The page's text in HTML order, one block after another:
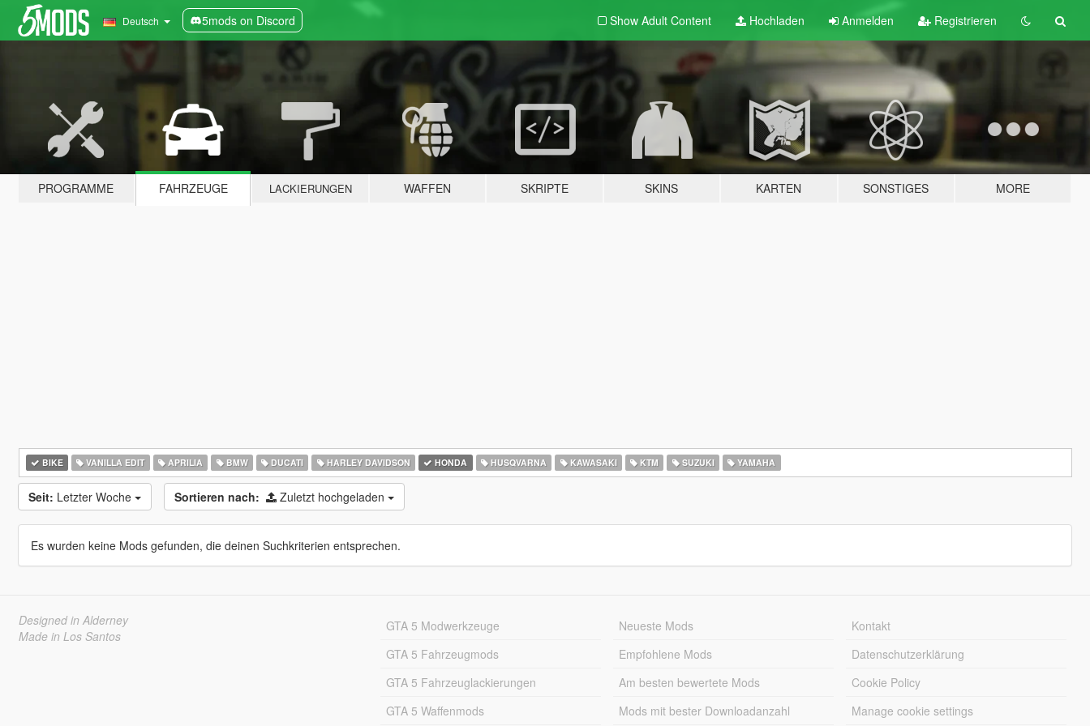
Deutsch 5mods on Discord Show Adult Content Hochladen Anmelden Registrieren
PROGRAMME FAHRZEUGE LACKIERUNGEN WAFFEN SKRIPTE SKINS KARTEN SONSTIGES MORE
BIKE VANILLA EDIT APRILIA BMW DUCATI HARLEY DAVIDSON HONDA HUSQVARNA KAWASAKI KTM SUZUKI YAMAHA
Seit: Letzter Woche Sortieren nach: Zuletzt hochgeladen
Es wurden keine Mods gefunden, die deinen Suchkriterien entsprechen.
Designed in Alderney
Made in Los Santos
GTA 5 Modwerkzeuge
GTA 5 Fahrzeugmods
GTA 5 Fahrzeuglackierungen
GTA 5 Waffenmods
Neueste Mods
Empfohlene Mods
Am besten bewertete Mods
Mods mit bester Downloadanzahl
Kontakt
Datenschutzerklärung
Cookie Policy
Manage cookie settings